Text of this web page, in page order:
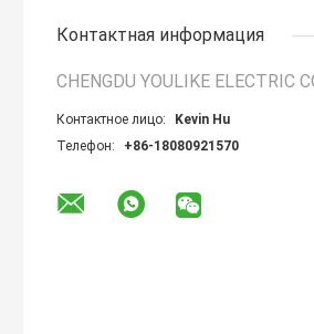
Контактная информация
CHENGDU YOULIKE ELECTRIC
Контактное лицо:
Kevin Hu
Телефон:
+86-18080921570